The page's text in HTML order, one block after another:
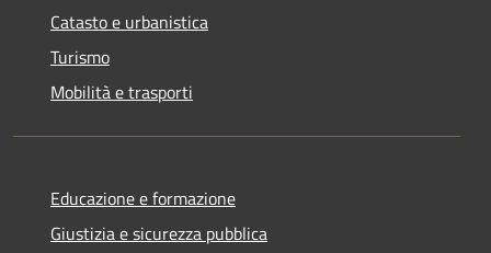
Catasto e urbanistica
Turismo
Mobilità e trasporti
Educazione e formazione
Giustizia e sicurezza pubblica